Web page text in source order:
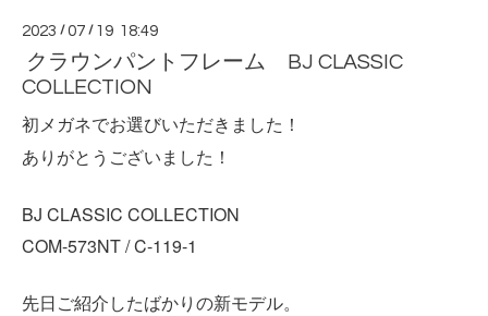
2023 /07 / 19 18:49
クラウンパントフレーム BJ CLASSIC
COLLECTION
初メガネでお選びいただきました！
ありがとうございました！
BJ CLASSIC COLLECTION
COM-573NT / C-119-1
先日ご紹介したばかりの新モデル。